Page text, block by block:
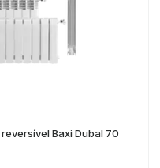
Baxi Dubal 70